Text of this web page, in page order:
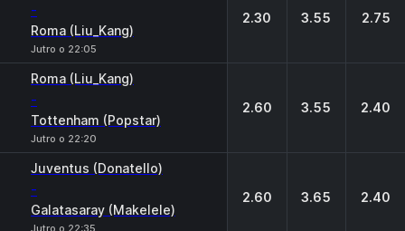
-
Roma (Liu_Kang)
Jutro o 22:05
2.30 3.55 2.75
Roma (Liu_Kang)
-
Tottenham (Popstar)
Jutro o 22:20
2.60 3.55 2.40
Juventus (Donatello)
-
Galatasaray (Makelele)
Jutro o 22:35
2.60 3.65 2.40